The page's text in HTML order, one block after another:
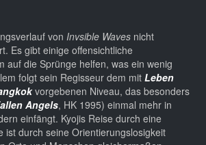
von Invsible Waves nicht
Es gibt einige offensichtliche
auf die Sprünge helfen, was ein wenig
folgt sein Regisseur dem mit Leben
vorgebenen Niveau, das besonders
Angels, HK 1995) einmal mehr in
einfängt. Kyojis Reise durch eine
ist durch seine Orientierungslosigkeit